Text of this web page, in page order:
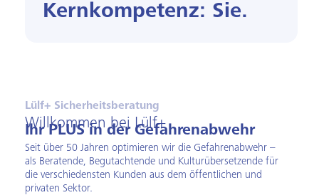
Kern­kompetenz: Sie.
Lülf+ Sicherheitsberatung
Willkommen bei Lülf+
Ihr PLUS in der Gefahrenabwehr
Seit über 50 Jahren optimieren wir die Gefahrenabwehr –
als Beratende, Begutachtende und Kulturübersetzende für
die verschiedensten Kunden aus dem öffentlichen und
privaten Sektor.